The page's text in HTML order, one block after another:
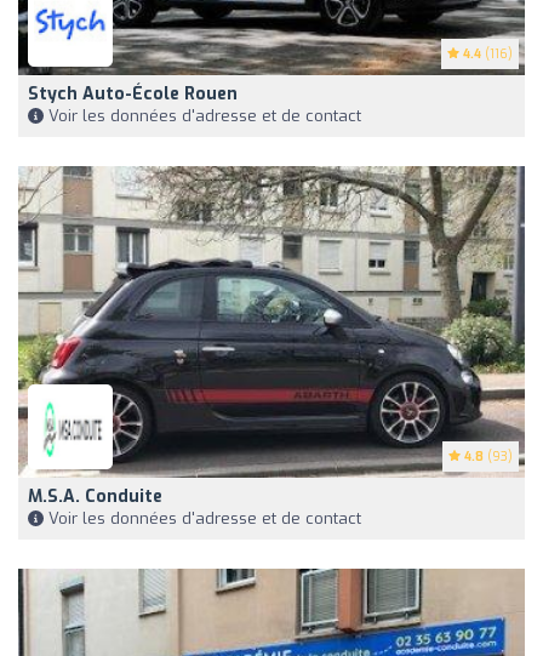
4.4 (116)
Stych Auto-École Rouen
Voir les données d'adresse et de contact
4.8 (93)
M.s.a. Conduite
Voir les données d'adresse et de contact